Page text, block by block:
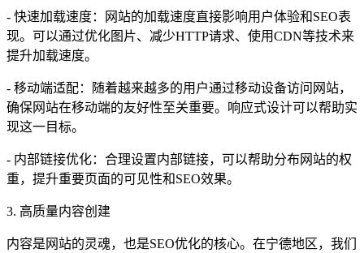
- 快速加载速度：网站的加载速度直接影响用户体验和SEO表
现。可以通过优化图片、减少HTTP请求、使用CDN等技术来
提升加载速度。
- 移动端适配：随着越来越多的用户通过移动设备访问网站，
确保网站在移动端的友好性至关重要。响应式设计可以帮助实
现这一目标。
- 内部链接优化：合理设置内部链接，可以帮助分布网站的权
重，提升重要页面的可见性和SEO效果。
3. 高质量内容创建
内容是网站的灵魂，也是SEO优化的核心。在宁德地区，我们